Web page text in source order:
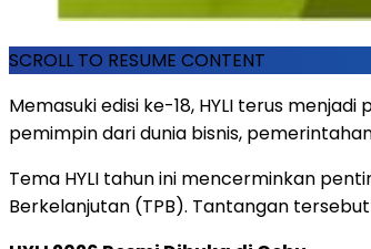
SCROLL TO RESUME CONTENT
Memasuki edisi ke-18, HYLI terus
pemimpin dari dunia bisnis,
Tema HYLI tahun ini mencerminkan
Berkelanjutan (TPB). Tantangan